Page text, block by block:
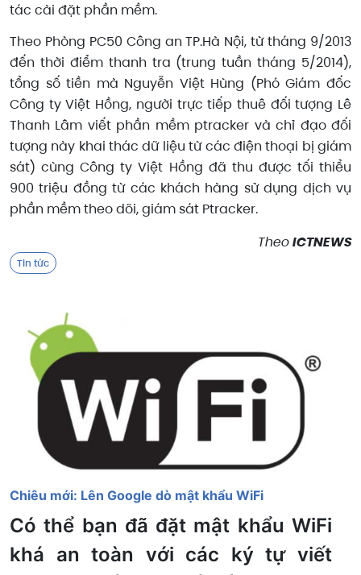
tác cài đặt phần mềm.
Theo Phòng PC50 Công an TP.Hà Nội, từ tháng 9/2013
đến thời điểm thanh tra (trung tuần tháng 5/2014),
tổng số tiền mà Nguyễn Việt Hùng (Phó Giám đốc
Công ty Việt Hồng, người trực tiếp thuê đối tượng Lê
Thanh Lâm viết phần mềm ptracker và chỉ đạo đối
tượng này khai thác dữ liệu từ các điện thoại bị giám
sát) cùng Công ty Việt Hồng đã thu được tối thiểu
900 triệu đồng từ các khách hàng sử dụng dịch vụ
phần mềm theo dõi, giám sát Ptracker.
TheoICTNEWS
Tin tức
Chiêu mới: Lên Google dò mật khẩu WiFi
Có thể bạn đã đặt mật khẩu WiFi
khá an toàn với các ký tự viết